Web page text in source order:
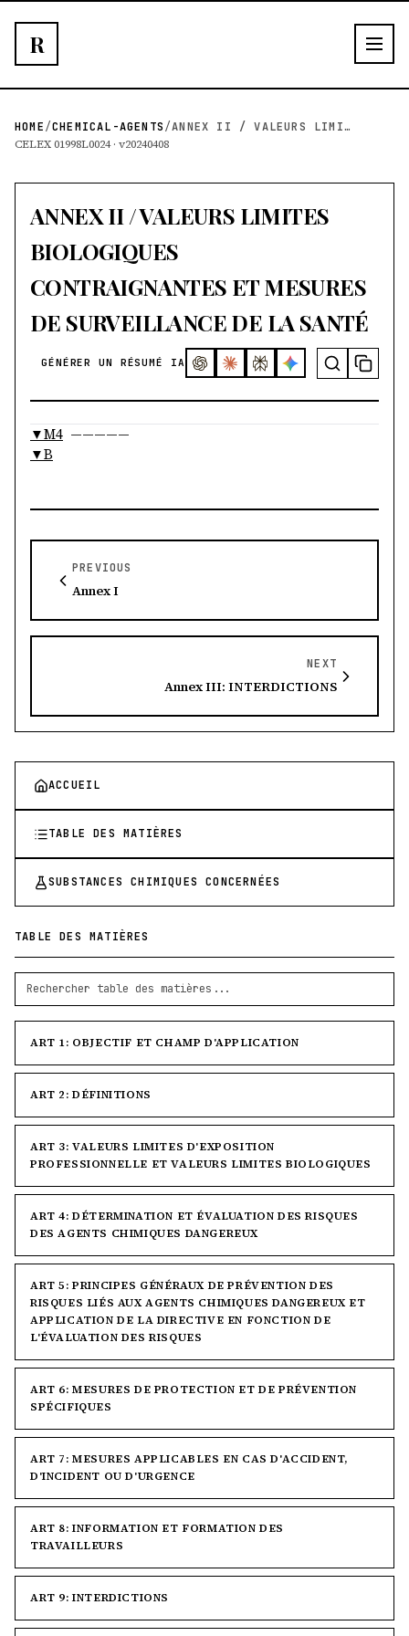
R
HOME/CHEMICAL-AGENTS/
ANNEX II / VALEURS LIMITES BIOLOGIQUES CONTRAIG...
CELEX 01998L0024 · v20240408
ACCUEIL
TABLE DES MATIÈRES
SUBSTANCES CHIMIQUES CONCERNÉES
TABLE DES MATIÈRES
ART 1: OBJECTIF ET CHAMP D'APPLICATION
ART 2: DÉFINITIONS
ART 3: VALEURS LIMITES D'EXPOSITION
PROFESSIONNELLE ET VALEURS LIMITES BIOLOGIQUES
ART 4: DÉTERMINATION ET ÉVALUATION DES RISQUES
DES AGENTS CHIMIQUES DANGEREUX
ART 5: PRINCIPES GÉNÉRAUX DE PRÉVENTION DES
RISQUES LIÉS AUX AGENTS CHIMIQUES DANGEREUX ET
APPLICATION DE LA DIRECTIVE EN FONCTION DE
L'ÉVALUATION DES RISQUES
ART 6: MESURES DE PROTECTION ET DE PRÉVENTION
SPÉCIFIQUES
ART 7: MESURES APPLICABLES EN CAS D'ACCIDENT,
D'INCIDENT OU D'URGENCE
ART 8: INFORMATION ET FORMATION DES
TRAVAILLEURS
ART 9: INTERDICTIONS
ANNEX II / VALEURS LIMITES
BIOLOGIQUES
CONTRAIGNANTES ET MESURES
DE SURVEILLANCE DE LA SANTÉ
GÉNÉRER UN RÉSUMÉ IA
▼M4 —————
▼B
PREVIOUS
Annex I
NEXT
Annex III: INTERDICTIONS